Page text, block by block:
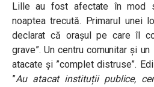
Lille au fost afectate în mod
noaptea trecută. Primarul unei
declarat că orașul pe care îl
grave”. Un centru comunitar și
atacate și ”complet distruse”.
”Au atacat instituții publice,